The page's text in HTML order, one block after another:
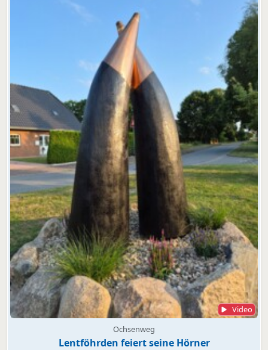
Video
Ochsenweg
Lentföhrden feiert seine Hörner